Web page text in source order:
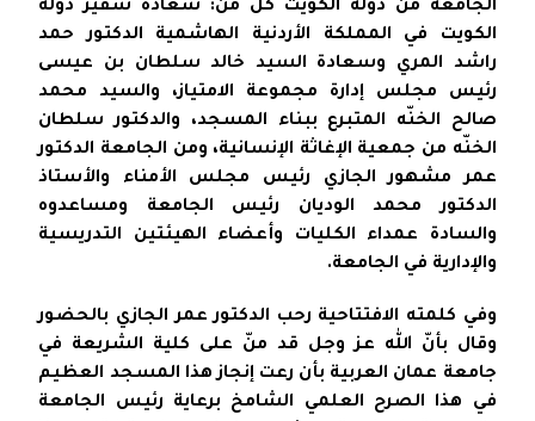
الجامعة من دولة الكويت كل من: سعادة سفير دولة
الكويت في المملكة الأردنية الهاشمية الدكتور حمد
راشد المري وسعادة السيد خالد سلطان بن عيسى
رئيس مجلس إدارة مجموعة الامتياز، والسيد محمد
صالح الخنّه المتبرع ببناء المسجد، والدكتور سلطان
الخنّه من جمعية الإغاثة الإنسانية، ومن الجامعة الدكتور
عمر مشهور الجازي رئيس مجلس الأمناء والأستاذ
الدكتور محمد الوديان رئيس الجامعة ومساعدوه
والسادة عمداء الكليات وأعضاء الهيئتين التدريسية
والإدارية في الجامعة.
وفي كلمته الافتتاحية رحب الدكتور عمر الجازي بالحضور
وقال بأنّ الله عز وجل قد منّ على كلية الشريعة في
جامعة عمان العربية بأن رعت إنجاز هذا المسجد العظيم
في هذا الصرح العلمي الشامخ برعاية رئيس الجامعة